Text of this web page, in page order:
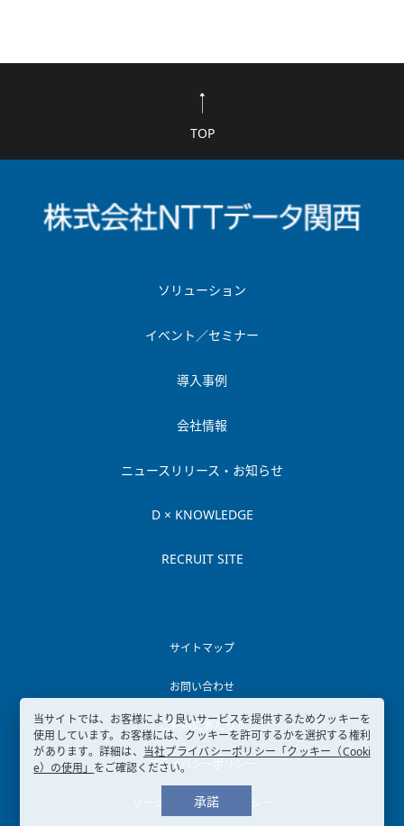
TOP
ソリューション
イベント／セミナー
導入事例
会社情報
ニュースリリース・お知らせ
D × KNOWLEDGE
RECRUIT SITE
サイトマップ
お問い合わせ
ご利用にあたって
プライバシーポリシー
ソーシャルメディアポリシー
当サイトでは、お客様により良いサービスを提供するためクッキーを
使用しています。お客様には、クッキーを許可するかを選択する権利
があります。詳細は、 当社プライバシーポリシー「クッキー（Cooki
e）の使用」 をご確認ください。
承諾